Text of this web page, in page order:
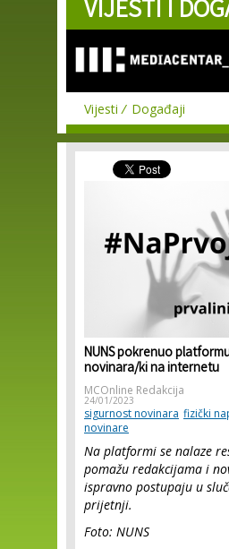
Skip to
main
VIJESTI I
Vijesti Događaji
NUNS pokrenuo
novinara/ki na internetu
MCOnline Redakcija
24/01/2023
sigurnost novinara fizički
novinare
Na platformi se nalaze
pomažu redakcijama i
ispravno postupaju u
prijetnji.
Foto: NUNS